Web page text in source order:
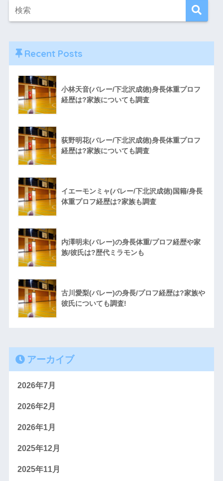
Recent Posts
小林天音(バレー/下北沢成徳)身長体重プロフ
経歴は?家族についても調査
荻野明花(バレー/下北沢成徳)身長体重プロフ
経歴は?家族についても調査
イエーモンミャ(バレー/下北沢成徳)国籍/身長
体重プロフ経歴は?家族も調査
内澤明未(バレー)の身長体重/プロフ経歴や家
族/彼氏は?歴代ミラモンも
古川愛梨(バレー)の身長/プロフ経歴は?家族や
彼氏についても調査!
アーカイブ
2026年7月
2026年2月
2026年1月
2025年12月
2025年11月